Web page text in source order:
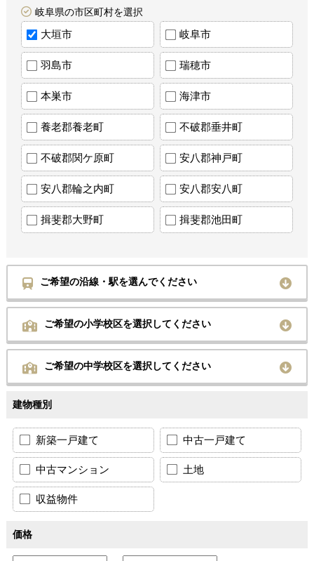
岐阜県の市区町村を選択
大垣市 岐阜市
羽島市 瑞穂市
本巣市 海津市
養老郡養老町 不破郡垂井町
不破郡関ケ原町 安八郡神戸町
安八郡輪之内町 安八郡安八町
揖斐郡大野町 揖斐郡池田町
ご希望の沿線・駅を選んでください
ご希望の小学校区を選択してください
ご希望の中学校区を選択してください
建物種別
新築一戸建て 中古一戸建て
中古マンション 土地
収益物件
価格